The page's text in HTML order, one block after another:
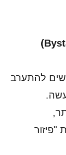
תיאור זה לקוח ממחקרי "העומדים מהצד" (Bystanders)
להתערב